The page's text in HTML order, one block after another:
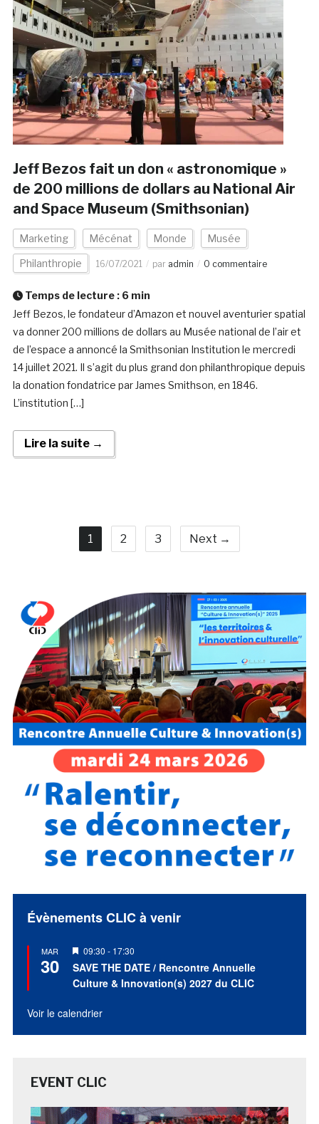
Jeff Bezos fait un don « astronomique »
de 200 millions de dollars au National Air
and Space Museum (Smithsonian)
Marketing Mécénat Monde Musée
Philanthropie 16/07/2021 par admin 0 commentaire
Temps de lecture : 6 min
Jeff Bezos, le fondateur d’Amazon et nouvel aventurier spatial
va donner 200 millions de dollars au Musée national de l’air et
de l’espace a annoncé la Smithsonian Institution le mercredi
14 juillet 2021. Il s’agit du plus grand don philanthropique depuis
la donation fondatrice par James Smithson, en 1846.
L’institution […]
Lire la suite →
1 2 3 Next →
Évènements CLIC à venir
MAR
30
Mis
en
avant
09:30 - 17:30
SAVE THE DATE / Rencontre Annuelle
Culture & Innovation(s) 2027 du CLIC
Voir le calendrier
EVENT CLIC